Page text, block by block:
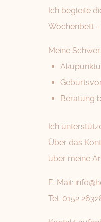
Ich begleite
Wochenbett
Meine
Beratung
Ich
Über das
über meine
E-Mail:
Tel. 0152